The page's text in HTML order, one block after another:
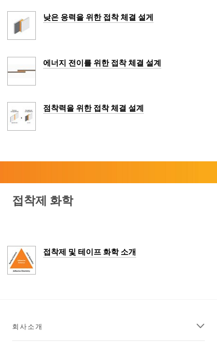
낮은 응력을 위한 접착 체결 설게
에너지 전이를 위한 접착 체결 설계
점착력을 위한 접착 체결 설계
접착제 화학
접착제 및 테이프 화학 소개
회사소개